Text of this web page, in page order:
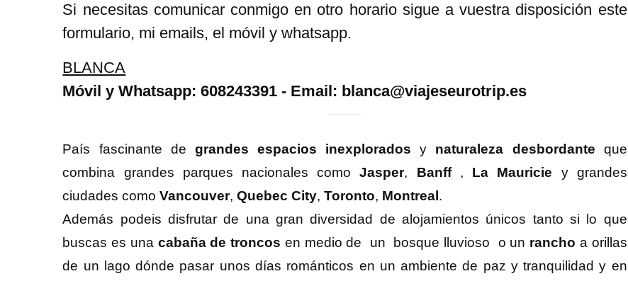
Si necesitas comunicar conmigo en otro horario sigue a vuestra disposición este
formulario, mi emails, el móvil y whatsapp.
BLANCA
Móvil y Whatsapp: 608243391 - Email: blanca@viajeseurotrip.es
País fascinante de grandes espacios inexplorados y naturaleza desbordante que
combina grandes parques nacionales comoJasper, Banff, La Mauricie y grandes
ciudades comoVancouver,Quebec City,Toronto, Montreal .
Además podeis disfrutar de una gran diversidad de alojamientos únicos tanto si lo que
buscas es una cabaña de troncos en medio de un bosque lluvioso o un rancho a orillas
de un lago dónde pasar unos días románticos en un ambiente de paz y tranquilidad y en